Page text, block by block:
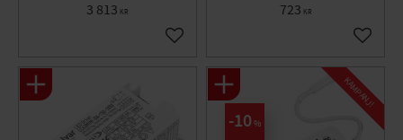
3 813 KR
Lägg till i favoriter
723 KR
Lägg
10 %
KAMPANJ!